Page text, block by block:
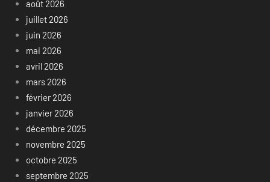
août 2026
juillet 2026
juin 2026
mai 2026
avril 2026
mars 2026
février 2026
janvier 2026
décembre 2025
novembre 2025
octobre 2025
septembre 2025